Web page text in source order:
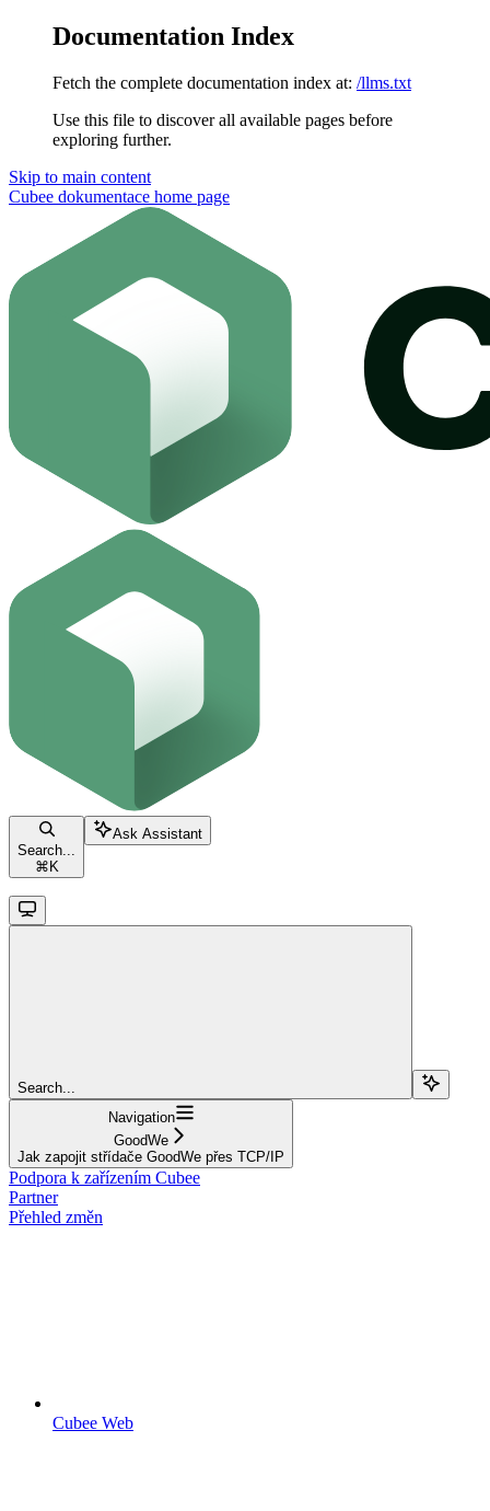
Documentation Index
Fetch the complete documentation index at: /llms.txt
Use this file to discover all available pages before
exploring further.
Skip to main content
Cubee dokumentace home page
Search...
⌘ K
Ask Assistant
Search...
Navigation
GoodWe
Jak zapojit střídače GoodWe přes TCP/IP
Podpora k zařízením Cubee
Partner
Přehled změn
Cubee Web